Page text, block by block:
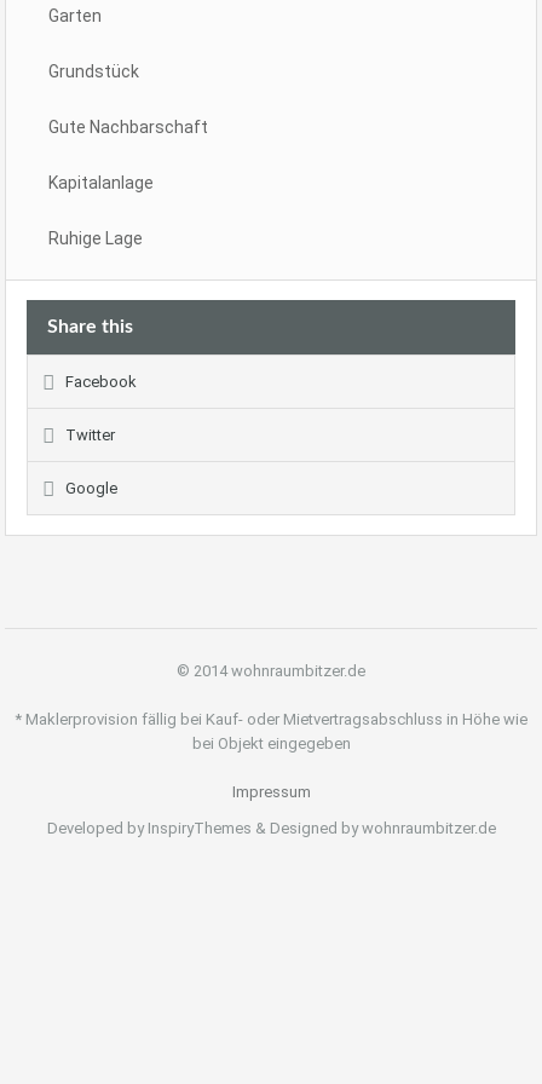
Garten
Grundstück
Gute Nachbarschaft
Kapitalanlage
Ruhige Lage
Share this
Facebook
Twitter
Google
© 2014 wohnraumbitzer.de
* Maklerprovision fällig bei Kauf- oder Mietvertragsabschluss in Höhe wie
bei Objekt eingegeben
Impressum
Developed by InspiryThemes & Designed by wohnraumbitzer.de